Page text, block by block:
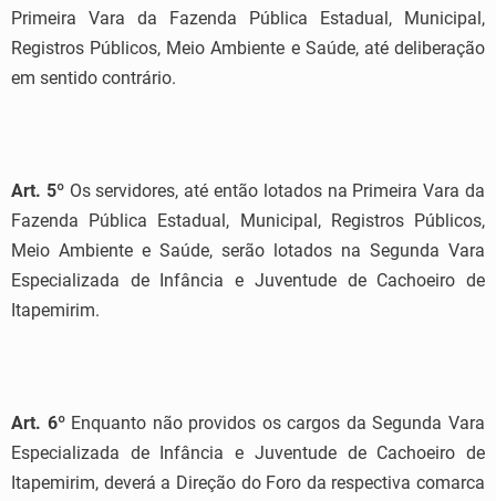
Primeira Vara da Fazenda Pública Estadual, Municipal,
Registros Públicos, Meio Ambiente e Saúde, até deliberação
em sentido contrário.
Art. 5ºOs servidores, até então lotados na Primeira Vara da
Fazenda Pública Estadual, Municipal, Registros Públicos,
Meio Ambiente e Saúde, serão lotados na Segunda Vara
Especializada de Infância e Juventude de Cachoeiro de
Itapemirim.
Art. 6ºEnquanto não providos os cargos da Segunda Vara
Especializada de Infância e Juventude de Cachoeiro de
Itapemirim, deverá a Direção do Foro da respectiva comarca